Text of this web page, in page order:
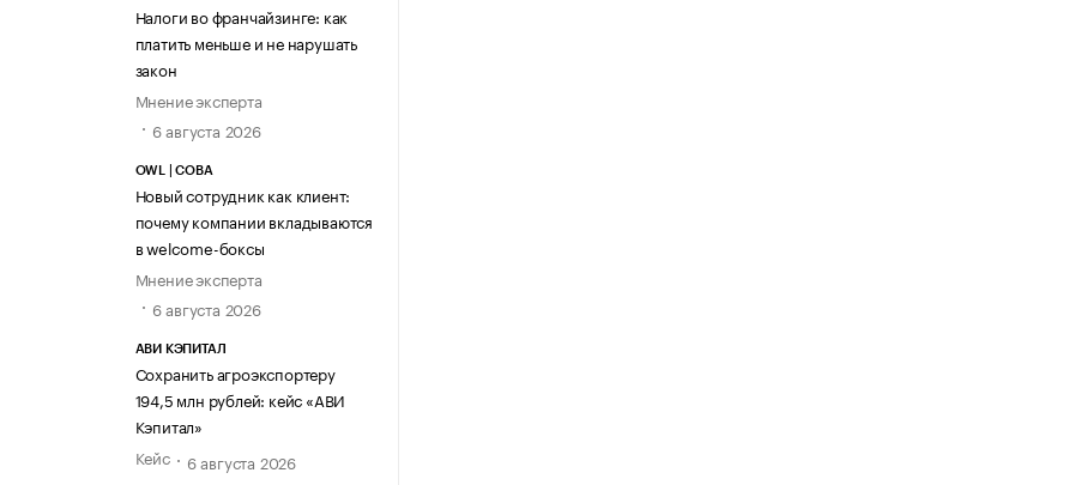
Налоги во франчайзинге: как
платить меньше и не нарушать
закон
Мнение эксперта
6 августа 2026
OWL | СОВА
Новый сотрудник как клиент:
почему компании вкладываются
в welcome-боксы
Мнение эксперта
6 августа 2026
АВИ КЭПИТАЛ
Сохранить агроэкспортеру
194,5 млн рублей: кейс «АВИ
Кэпитал»
Кейс
6 августа 2026